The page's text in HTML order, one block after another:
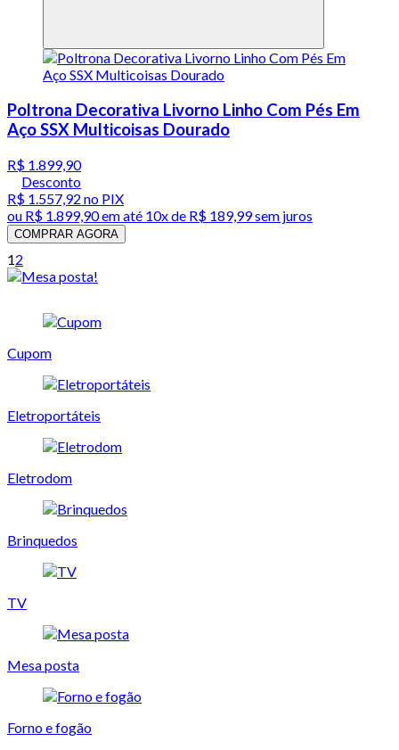
Poltrona Decorativa Livorno Linho Com Pés Em
Aço SSX Multicoisas Dourado
R$ 1.899,90
Desconto
R$ 1.557,92 no PIX
ou R$ 1.899,90em até 10x de R$ 189,99 sem juros
COMPRAR AGORA
12
Cupom
Eletroportáteis
Eletrodom
Brinquedos
TV
Mesa posta
Forno e fogão